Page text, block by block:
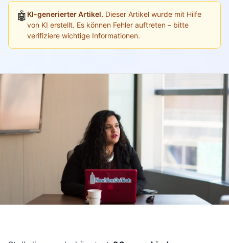
🤖 KI-generierter Artikel. Dieser Artikel wurde mit Hilfe
von KI erstellt. Es können Fehler auftreten – bitte
verifiziere wichtige Informationen.